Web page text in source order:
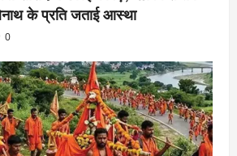
के प्रति जताई आस्था
0